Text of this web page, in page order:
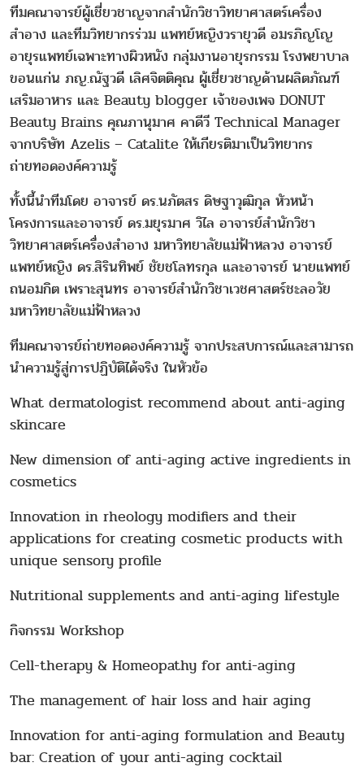
ทีมคณาจารย์ผู้เชี่ยวชาญจากสำนักวิชาวิทยาศาสตร์เครื่อง
สำอาง และทีมวิทยากรร่วม แพทย์หญิงวรายุวดี อมรภิญโญ
อายุรแพทย์เฉพาะทางผิวหนัง กลุ่มงานอายุรกรรม โรงพยาบาล
ขอนแก่น ภญ.ณัฐวดี เลิศจิตติคุณ ผู้เชี่ยวชาญด้านผลิตภัณฑ์
เสริมอาหาร และ Beauty blogger เจ้าของเพจ DONUT
Beauty Brains คุณภานุมาศ คาดีวี Technical Manager
จากบริษัท Azelis – Catalite ให้เกียรติมาเป็นวิทยากร
ถ่ายทอดองค์ความรู้
ทั้งนี้นำทีมโดย อาจารย์ ดร.นภัตสร ดิษฐาวุฒิกุล หัวหน้า
โครงการและอาจารย์ ดร.มยุรมาศ วิไล อาจารย์สำนักวิชา
วิทยาศาสตร์เครื่องสำอาง มหาวิทยาลัยแม่ฟ้าหลวง อาจารย์
แพทย์หญิง ดร.สิรินทิพย์ ชัยชโลทรกุล และอาจารย์ นายแพทย์
ถนอมกิต เพราะสุนทร อาจารย์สำนักวิชาเวชศาสตร์ชะลอวัย
มหาวิทยาลัยแม่ฟ้าหลวง
ทีมคณาจารย์ถ่ายทอดองค์ความรู้ จากประสบการณ์และสามารถ
นำความรู้สู่การปฏิบัติได้จริง ในหัวข้อ
What dermatologist recommend about anti-aging
skincare
New dimension of anti-aging active ingredients in
cosmetics
Innovation in rheology modifiers and their
applications for creating cosmetic products with
unique sensory profile
Nutritional supplements and anti-aging lifestyle
กิจกรรม Workshop
Cell-therapy & Homeopathy for anti-aging
The management of hair loss and hair aging
Innovation for anti-aging formulation and Beauty
bar: Creation of your anti-aging cocktail